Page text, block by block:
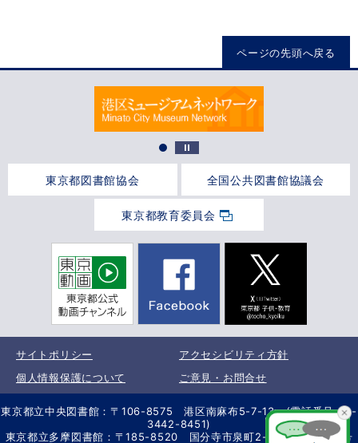
ページの先頭へ戻る
東京都図書館協会 全国公共図書館協議会
東京都教育委員会
サイトポリシー
アクセシビリティ方針
個人情報保護について
ご意見・お問合せ
東京都立中央図書館：〒106-8575 港区南麻布5-7-13 (電話番号 03-
3442-8451)
東京都立多摩図書館：〒185-8520 国分寺市泉町2-2-26 (電話番号